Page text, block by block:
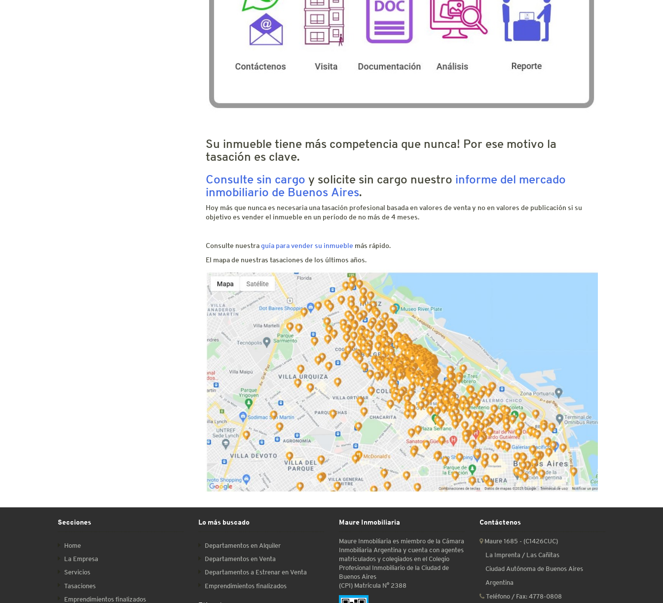
Su inmueble tiene más competencia que nunca! Por ese motivo la
tasación es clave.
Consulte sin cargo y solicite sin cargo nuestro informe del mercado
inmobiliario de Buenos Aires.
Hoy más que nunca es necesaria una tasación profesional basada en valores de venta y no en valores de publicación si su
objetivo es vender el inmueble en un período de no más de 4 meses.
Consulte nuestraguía para vender su inmueble más rápido.
El mapa de nuestras tasaciones de los últimos años.
Secciones
Home
La Empresa
Servicios
Tasaciones
Emprendimientos finalizados
Lo más buscado
Departamentos en Alquiler
Departamentos en Venta
Departamentos a Estrenar en Venta
Emprendimientos finalizados
Maure Inmobiliaria
Maure Inmobiliaria es miembro de la Cámara
Inmobiliaria Argentina y cuenta con agentes
matriculados y colegiados en el Colegio
Profesional Inmobiliario de la Ciudad de
Buenos Aires
(CPI) Matrícula N° 2388
Contáctenos
Maure 1685 - (C1426CUC)
La Imprenta / Las Cañitas
Ciudad Autónoma de Buenos Aires
Argentina
Teléfono / Fax:4778-0808